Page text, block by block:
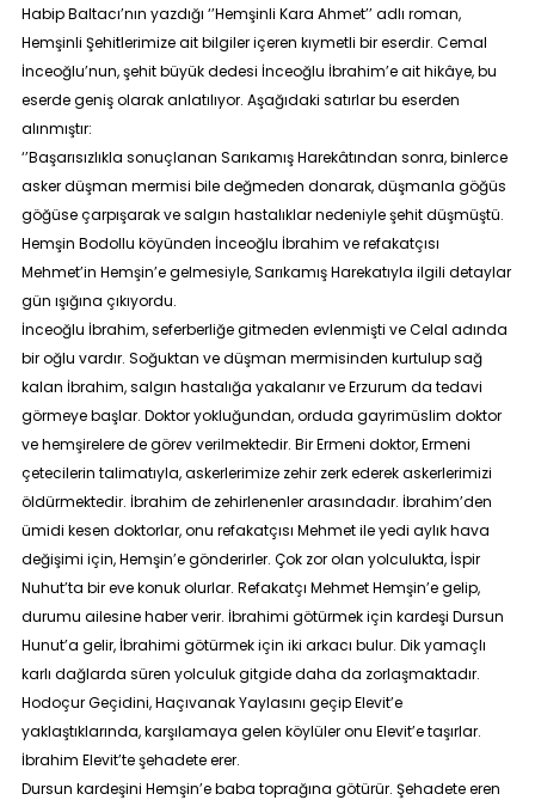
Habip Baltacı’nın yazdığı ‘’Hemşinli Kara Ahmet’’ adlı roman,
Hemşinli Şehitlerimize ait bilgiler içeren kıymetli bir eserdir. Cemal
İnceoğlu’nun, şehit büyük dedesi İnceoğlu İbrahim’e ait hikâye, bu
eserde geniş olarak anlatılıyor. Aşağıdaki satırlar bu eserden
alınmıştır:
‘’Başarısızlıkla sonuçlanan Sarıkamış Harekâtından sonra, binlerce
asker düşman mermisi bile değmeden donarak, düşmanla göğüs
göğüse çarpışarak ve salgın hastalıklar nedeniyle şehit düşmüştü.
Hemşin Bodollu köyünden İnceoğlu İbrahim ve refakatçısı
Mehmet’in Hemşin’e gelmesiyle, Sarıkamış Harekatıyla ilgili detaylar
gün ışığına çıkıyordu.
İnceoğlu İbrahim, seferberliğe gitmeden evlenmişti ve Celal adında
bir oğlu vardır. Soğuktan ve düşman mermisinden kurtulup sağ
kalan İbrahim, salgın hastalığa yakalanır ve Erzurum da tedavi
görmeye başlar. Doktor yokluğundan, orduda gayrimüslim doktor
ve hemşirelere de görev verilmektedir. Bir Ermeni doktor, Ermeni
çetecilerin talimatıyla, askerlerimize zehir zerk ederek askerlerimizi
öldürmektedir. İbrahim de zehirlenenler arasındadır. İbrahim’den
ümidi kesen doktorlar, onu refakatçısı Mehmet ile yedi aylık hava
değişimi için, Hemşin’e gönderirler. Çok zor olan yolculukta, İspir
Nuhut’ta bir eve konuk olurlar. Refakatçı Mehmet Hemşin’e gelip,
durumu ailesine haber verir. İbrahimi götürmek için kardeşi Dursun
Hunut’a gelir, İbrahimi götürmek için iki arkacı bulur. Dik yamaçlı
karlı dağlarda süren yolculuk gitgide daha da zorlaşmaktadır.
Hodoçur Geçidini, Haçıvanak Yaylasını geçip Elevit’e
yaklaştıklarında, karşılamaya gelen köylüler onu Elevit’e taşırlar.
İbrahim Elevit’te şehadete erer.
Dursun kardeşini Hemşin’e baba toprağına götürür. Şehadete eren